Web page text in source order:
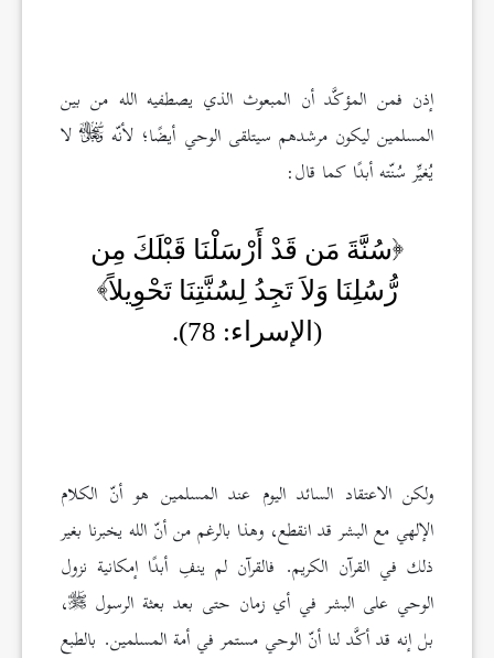
إذن فمن المؤكَّد أن المبعوث الذي يصطفيه الله من بين
المسلمين ليكون مرشدهم سيتلقى الوحي أيضًا؛ لأنّه
لا
يُغيِّر سُنّته أبدًا كما قال:
سُنَّةَ مَن قَدْ أَرْسَلْنَا قَبْلَكَ مِن
رُّسُلِنَا وَلاَ تَجِدُ لِسُنَّتِنَا تَحْوِيلاً
(الإسراء: 78).
ولكن الاعتقاد السائد اليوم عند المسلمين هو أنّ الكلام
الإلهي مع البشر قد انقطع، وهذا بالرغم من أنّ الله يخبرنا بغير
ذلك في القرآن الكريم. فالقرآن لم ينفِ أبدًا إمكانية نزول
الوحي على البشر في أي زمان حتى بعد بعثة الرسول
،
بل إنه قد أكَّد لنا أنّ الوحي مستمر في أمة المسلمين. بالطبع